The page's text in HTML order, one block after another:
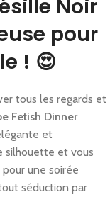
Noir
pour
! 😍
tous les regards et
Fetish Dinner
et
silhouette et vous
une soirée
séduction par